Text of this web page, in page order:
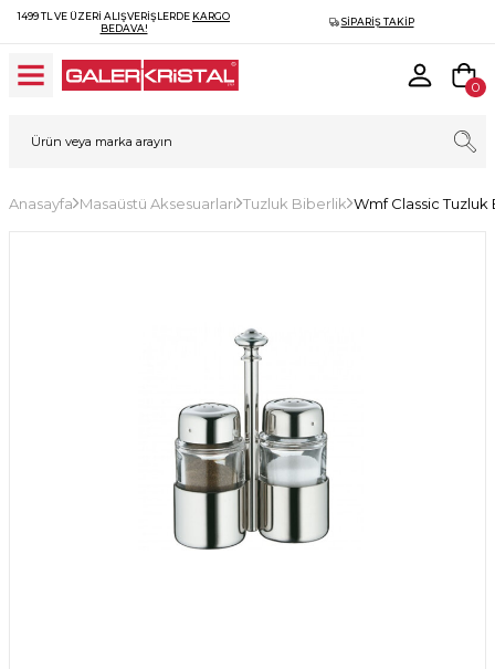
1499 TL VE ÜZERI ALIŞVERIŞLERDE KARGO
BEDAVA!
SIPARIŞ TAKIP
0
Anasayfa Masaüstü Aksesuarları Tuzluk Biberlik Wmf Classic Tuzluk